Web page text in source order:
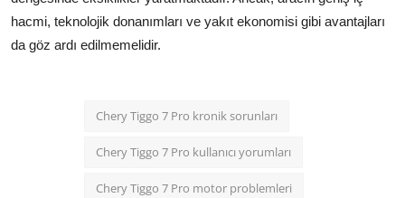
hacmi, teknolojik donanımları ve yakıt ekonomisi gibi avantajları
da göz ardı edilmemelidir.
Chery Tiggo 7 Pro kronik sorunları
Chery Tiggo 7 Pro kullanıcı yorumları
Chery Tiggo 7 Pro motor problemleri